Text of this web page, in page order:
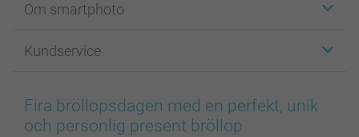
Fotokort
Fotoböcker
Bilder, Fotoförstoring & Fotohäften
Skal till Mobil & Surfplatta
Om smartphoto
För affiliates
Cookie Policy
Sitemap
Kundservice
smartgaranti
smartbonus
Fira bröllopsdagen med en perfekt, unik
och personlig present bröllop